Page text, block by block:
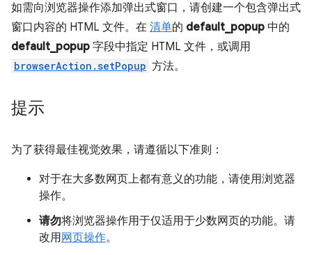
如需向浏览器操作添加弹出式窗口，请创建一个包含弹出式
窗口内容的 HTML 文件。在 清单的 default_popup 中的
default_popup 字段中指定 HTML 文件，或调用
browserAction.setPopup 方法。
提示
为了获得最佳视觉效果，请遵循以下准则：
对于在大多数网页上都有意义的功能，请使用浏览器
操作。
请勿将浏览器操作用于仅适用于少数网页的功能。请
改用网页操作。